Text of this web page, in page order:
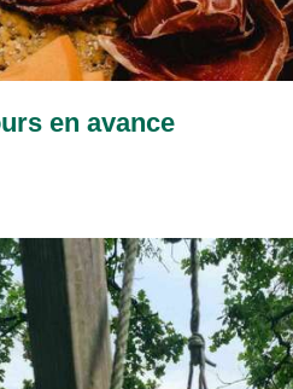
en avance